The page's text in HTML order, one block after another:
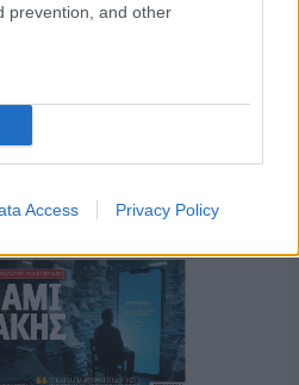
prevention, and other
Access Privacy Policy
ΤΗΣ ΚΥΡΙΑΚΗΣ